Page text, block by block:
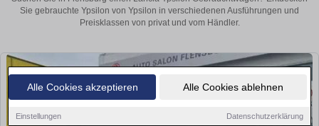
Alle Cookies akzeptieren Alle Cookies ablehnen
Einstellungen Datenschutzerklärung
Sie gebrauchte Ypsilon von Ypsilon in verschiedenen Ausführungen und
Preisklassen von privat und vom Händler.